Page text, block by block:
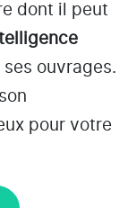
dont il peut
ses ouvrages.
pour votre